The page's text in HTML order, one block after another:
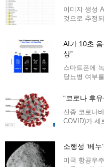
이미지 생성
것으로 추정
AI가 10초
상”
스마트폰에
당뇨병 여부
“코로나 후
신종 코로나
COVID)가 세
소행성 ‘베
미국 항공우